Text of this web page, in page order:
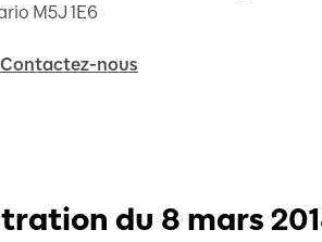
M5J 1E6
nous
du 8 mars